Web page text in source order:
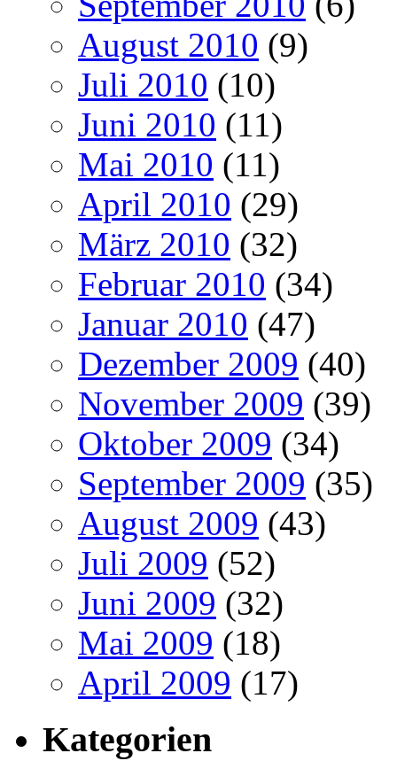
August 2010 (9)
Juli 2010 (10)
Juni 2010 (11)
Mai 2010 (11)
April 2010 (29)
März 2010 (32)
Februar 2010 (34)
Januar 2010 (47)
Dezember 2009 (40)
November 2009 (39)
Oktober 2009 (34)
September 2009 (35)
August 2009 (43)
Juli 2009 (52)
Juni 2009 (32)
Mai 2009 (18)
April 2009 (17)
Kategorien